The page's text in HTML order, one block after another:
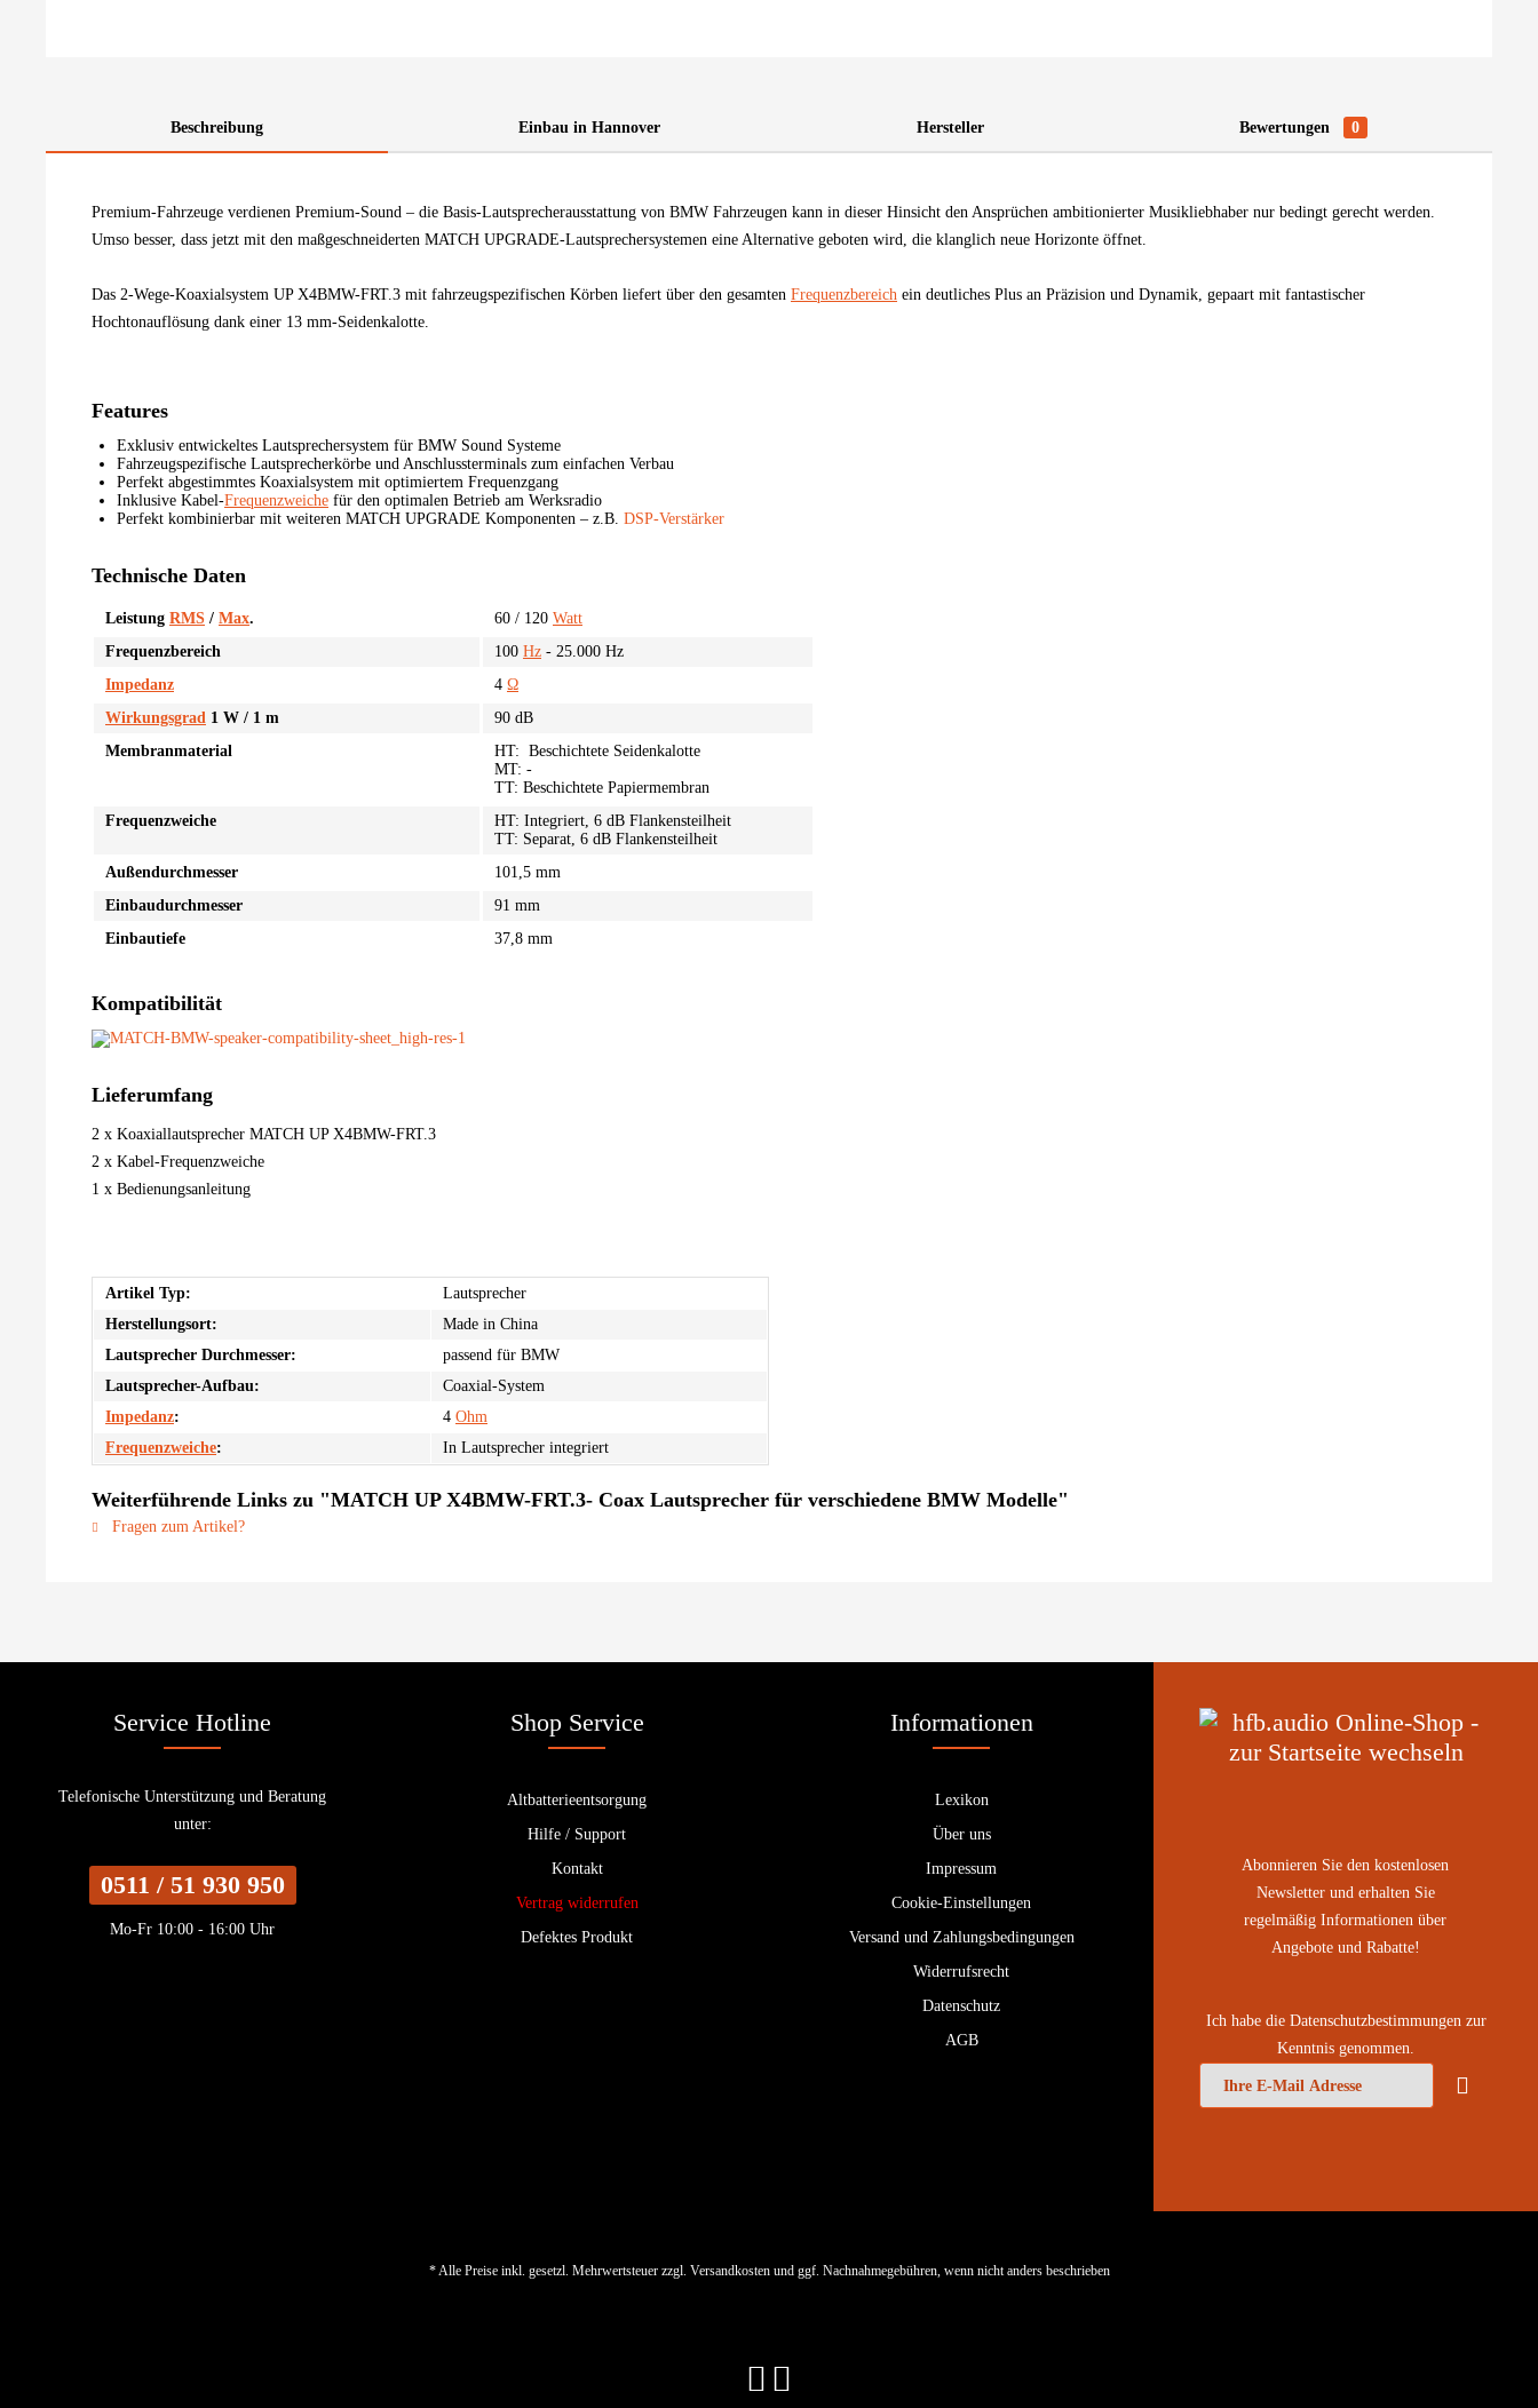
Beschreibung Einbau in Hannover Hersteller Bewertungen 0
Premium-Fahrzeuge verdienen Premium-Sound – die Basis-Lautsprecherausstattung von BMW Fahrzeugen kann in dieser Hinsicht den Ansprüchen ambitionierter Musikliebhaber nur bedingt gerecht werden.
Umso besser, dass jetzt mit den maßgeschneiderten MATCH UPGRADE-Lautsprechersystemen eine Alternative geboten wird, die klanglich neue Horizonte öffnet.
Das 2-Wege-Koaxialsystem UP X4BMW-FRT.3 mit fahrzeugspezifischen Körben liefert über den gesamten Frequenzbereich ein deutliches Plus an Präzision und Dynamik, gepaart mit fantastischer
Hochtonauflösung dank einer 13 mm-Seidenkalotte.
Features
Exklusiv entwickeltes Lautsprechersystem für BMW Sound Systeme
Fahrzeugspezifische Lautsprecherkörbe und Anschlussterminals zum einfachen Verbau
Perfekt abgestimmtes Koaxialsystem mit optimiertem Frequenzgang
Inklusive Kabel-Frequenzweiche für den optimalen Betrieb am Werksradio
Perfekt kombinierbar mit weiteren MATCH UPGRADE Komponenten – z.B. DSP-Verstärker
Technische Daten
Leistung RMS / Max. 60 / 120 Watt
Frequenzbereich
100 Hz - 25.000 Hz
Impedanz
4 Ω
Wirkungsgrad 1 W / 1 m
90 dB
Membranmaterial
HT: Beschichtete Seidenkalotte
MT: -
TT: Beschichtete Papiermembran
Frequenzweiche
HT: Integriert, 6 dB Flankensteilheit
TT: Separat, 6 dB Flankensteilheit
Außendurchmesser
101,5 mm
Einbaudurchmesser
91 mm
Einbautiefe
37,8 mm
Kompatibilität
Lieferumfang
2 x Koaxiallautsprecher MATCH UP X4BMW-FRT.3
2 x Kabel-Frequenzweiche
1 x Bedienungsanleitung
Artikel Typ:
Lautsprecher
Herstellungsort:
Made in China
Lautsprecher Durchmesser:
passend für BMW
Lautsprecher-Aufbau:
Coaxial-System
Impedanz: 4 Ohm
Frequenzweiche: In Lautsprecher integriert
Weiterführende Links zu "MATCH UP X4BMW-FRT.3- Coax Lautsprecher für verschiedene BMW Modelle"
Fragen zum Artikel?
Service Hotline
Telefonische Unterstützung und Beratung
unter:
0511 / 51 930 950
Mo-Fr 10:00 - 16:00 Uhr
Shop Service
Altbatterieentsorgung
Hilfe / Support
Kontakt
Vertrag widerrufen
Defektes Produkt
Informationen
Lexikon
Über uns
Impressum
Cookie-Einstellungen
Versand und Zahlungsbedingungen
Widerrufsrecht
Datenschutz
AGB
Abonnieren Sie den kostenlosen
Newsletter und erhalten Sie
regelmäßig Informationen über
Angebote und Rabatte!
Ich habe die Datenschutzbestimmungenzur
Kenntnis genommen.
* Alle Preise inkl. gesetzl. Mehrwertsteuer zzgl. Versandkostenund ggf. Nachnahmegebühren, wenn nicht anders beschrieben